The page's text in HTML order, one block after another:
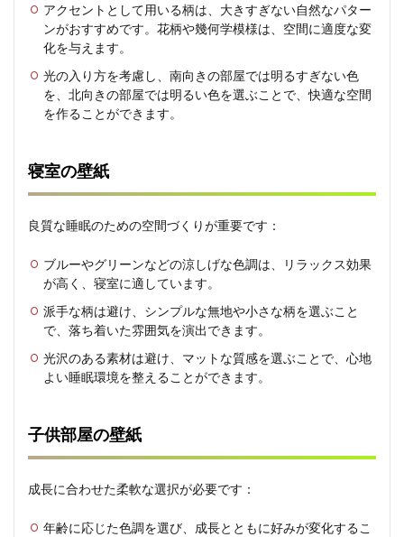
1. 光
の影
響を
する
3.2
大き
さと
の調
具や
イン
テリ
アと
の調
和
3.4
ナン
5. サ
アクセントとして用いる柄は、大きすぎない自然なパター
ンがおすすめです。花柄や幾何学模様は、空間に適度な変
化を与えます。
光の入り方を考慮し、南向きの部屋では明るすぎない色
を、北向きの部屋では明るい色を選ぶことで、快適な空間
を作ることができます。
寝室の壁紙
良質な睡眠のための空間づくりが重要です：
ブルーやグリーンなどの涼しげな色調は、リラックス効果
が高く、寝室に適しています。
派手な柄は避け、シンプルな無地や小さな柄を選ぶこと
で、落ち着いた雰囲気を演出できます。
光沢のある素材は避け、マットな質感を選ぶことで、心地
よい睡眠環境を整えることができます。
子供部屋の壁紙
成長に合わせた柔軟な選択が必要です：
年齢に応じた色調を選び、成長とともに好みが変化するこ